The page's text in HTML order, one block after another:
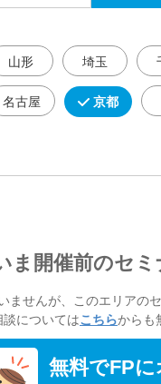
山形 埼玉
名古屋 京都
ま開催前のセミ
ませんが、このエリアの
談についてはこちらからも
無料でFP